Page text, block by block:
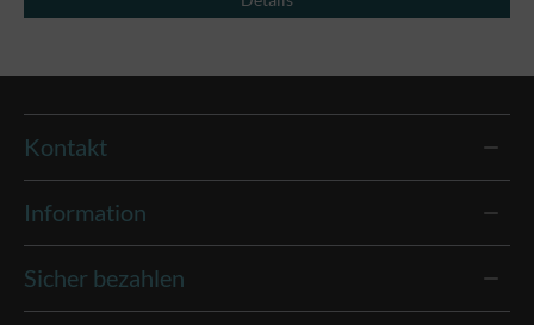
Kontakt
Information
Sicher bezahlen